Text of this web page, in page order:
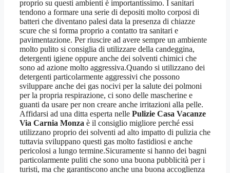
proprio su questi ambienti è importantissimo. I sanitari
tendono a formare una serie di depositi molto corposi di
batteri che diventano palesi data la presenza di chiazze
scure che si forma proprio a contatto tra sanitari e
pavimentazione. Per riuscire ad avere sempre un ambiente
molto pulito si consiglia di utilizzare della candeggina,
detergenti igiene oppure anche dei solventi chimici che
sono ad azione molto aggressiva.Quando si utilizzano dei
detergenti particolarmente aggressivi che possono
sviluppare anche dei gas nocivi per la salute dei polmoni
per la propria respirazione, ci sono delle mascherine e
guanti da usare per non creare anche irritazioni alla pelle.
Affidarsi ad una ditta esperta nelle Pulizie Casa Vacanze
Via Carnia Monza è il consiglio migliore perché essi
utilizzano proprio dei solventi ad alto impatto di pulizia che
tuttavia sviluppano questi gas molto fastidiosi e anche
pericolosi a lungo termine.Sicuramente si hanno dei bagni
particolarmente puliti che sono una buona pubblicità per i
turisti, ma che garantiscono anche una buona accoglienza